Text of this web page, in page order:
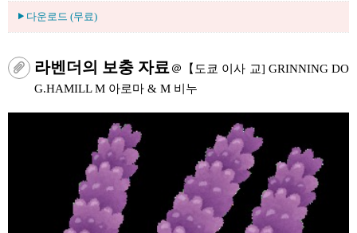
다운로드 (무료)
라벤더의 보충 자료 ＠【도쿄 이사 교] GRINNING DO
G.HAMILL M 아로마 & M 비누